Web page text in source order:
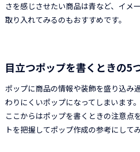
さを感じさせたい商品は青など、イメ
取り入れてみるのもおすすめです。
目立つポップを書くときの5
ポップに商品の情報や装飾を盛り込み
わりにくいポップになってしまいます。
ここからはポップを書くときの注意点
トを把握してポップ作成の参考にして